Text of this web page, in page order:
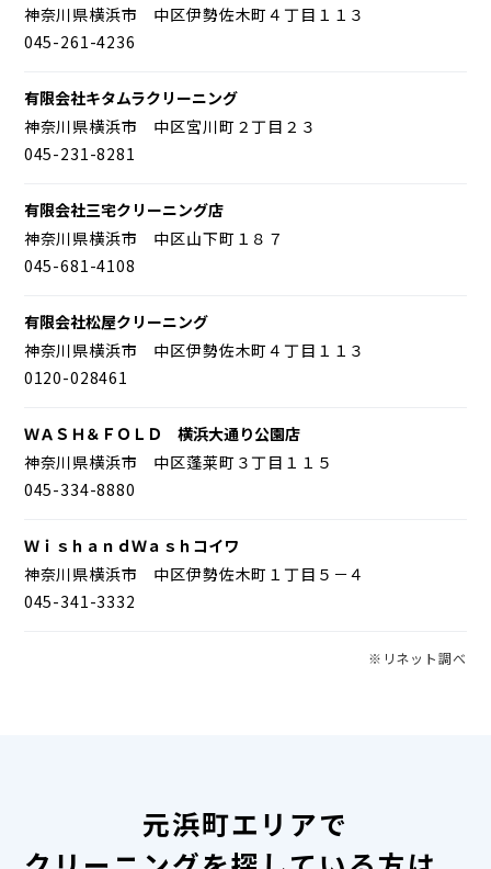
神奈川県横浜市 中区伊勢佐木町４丁目１１３
045-261-4236
有限会社キタムラクリーニング
神奈川県横浜市 中区宮川町２丁目２３
045-231-8281
有限会社三宅クリーニング店
神奈川県横浜市 中区山下町１８７
045-681-4108
有限会社松屋クリーニング
神奈川県横浜市 中区伊勢佐木町４丁目１１３
0120-028461
ＷＡＳＨ＆ＦＯＬＤ 横浜大通り公園店
神奈川県横浜市 中区蓬莱町３丁目１１５
045-334-8880
ＷｉｓｈａｎｄＷａｓｈコイワ
神奈川県横浜市 中区伊勢佐木町１丁目５－４
045-341-3332
※リネット調べ
元浜町エリアで